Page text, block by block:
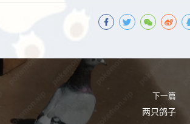
下一篇
两只鸽子